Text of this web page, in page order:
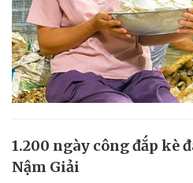
1.200 ngày công đắp kè
Nậm Giải